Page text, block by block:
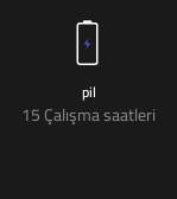
pil
15 Çalışma saatleri